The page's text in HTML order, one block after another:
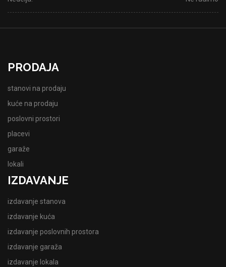
PRODAJA
stanovi na prodaju
kuće na prodaju
poslovni prostori
placevi
garaže
lokali
IZDAVANJE
izdavanje stanova
izdavanje kuća
izdavanje poslovnih prostora
izdavanje garaža
izdavanje lokala